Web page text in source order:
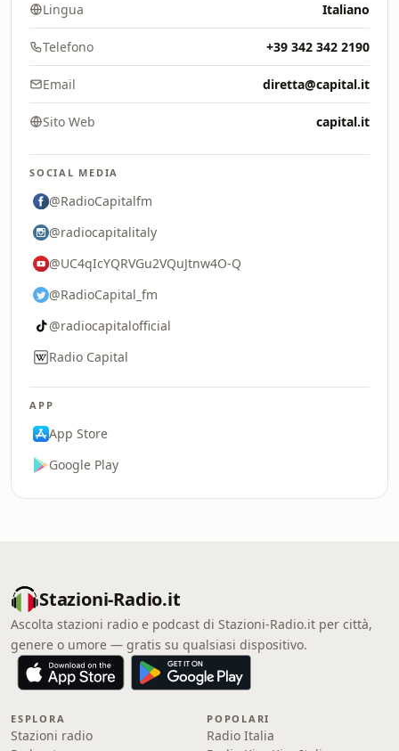
Lingua Italiano
Telefono +39 342 342 2190
Email diretta@capital.it
Sito Web capital.it
SOCIAL MEDIA
@RadioCapitalfm
@radiocapitalitaly
@UC4qIcYQRVGu2VQuJtnw4O-Q
@RadioCapital_fm
@radiocapitalofficial
Radio Capital
APP
App Store
Google Play
Stazioni-Radio.it
Ascolta stazioni radio e podcast di Stazioni-Radio.it per città,
genere o umore — gratis su qualsiasi dispositivo.
ESPLORA
Stazioni radio
POPOLARI
Radio Italia